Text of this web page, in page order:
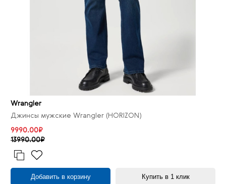
Wrangler
Джинсы мужские Wrangler (HORIZON)
9990.00₽
13990.00₽
Добавить в корзину Купить в 1 клик